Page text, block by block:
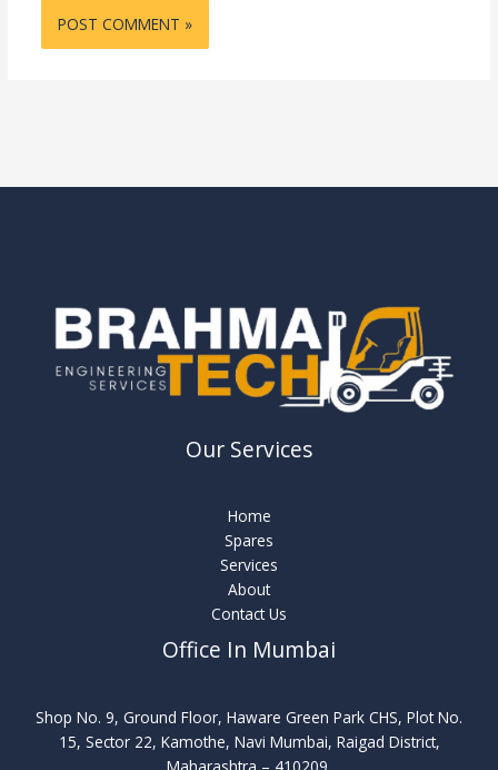
Our Services
Home
Spares
Services
About
Contact Us
Office In Mumbai
Shop No. 9, Ground Floor, Haware Green Park CHS, Plot No.
15, Sector 22, Kamothe, Navi Mumbai, Raigad District,